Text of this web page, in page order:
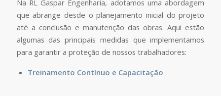
Na RL Gaspar Engenharia, adotamos uma abordagem
que abrange desde o planejamento inicial do projeto
até a conclusão e manutenção das obras. Aqui estão
algumas das principais medidas que implementamos
para garantir a proteção de nossos trabalhadores:
Treinamento Contínuo e Capacitação